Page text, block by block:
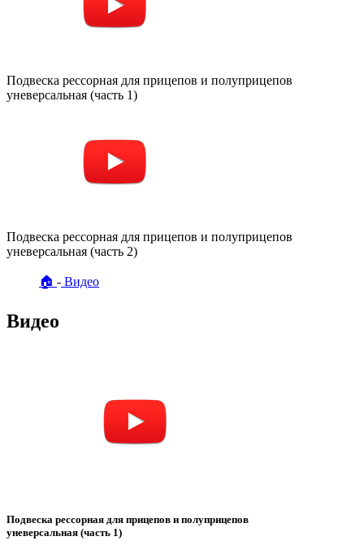
Подвеска рессорная для прицепов и полуприцепов
уневерсальная (часть 1)
Подвеска рессорная для прицепов и полуприцепов
уневерсальная (часть 2)
🏠 Видео
Видео
Подвеска рессорная для прицепов и полуприцепов
уневерсальная (часть 1)